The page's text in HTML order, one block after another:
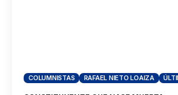
COLUMNISTAS RAFAEL NIETO LOAIZA